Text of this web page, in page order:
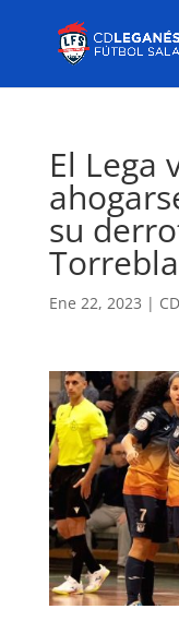
El Lega
su
Ene 22, 2023 |